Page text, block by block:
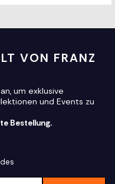
VON FRANZ
um exklusive
und Events zu
Bestellung.